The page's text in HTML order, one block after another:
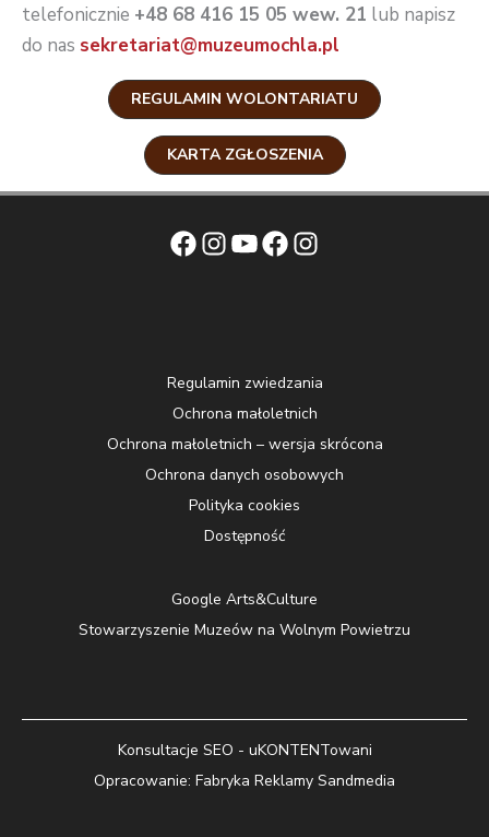
telefonicznie +48 68 416 15 05 wew. 21 lub napisz
do nas sekretariat@muzeumochla.pl
REGULAMIN WOLONTARIATU
KARTA ZGŁOSZENIA
Facebook
Instagram
YouTube
Facebook
Instagram
Regulamin zwiedzania
Ochrona małoletnich
Ochrona małoletnich – wersja skrócona
Ochrona danych osobowych
Polityka cookies
Dostępność
Google Arts&Culture
Stowarzyszenie Muzeów na Wolnym Powietrzu
Konsultacje SEO - uKONTENTowani
Opracowanie: Fabryka Reklamy Sandmedia